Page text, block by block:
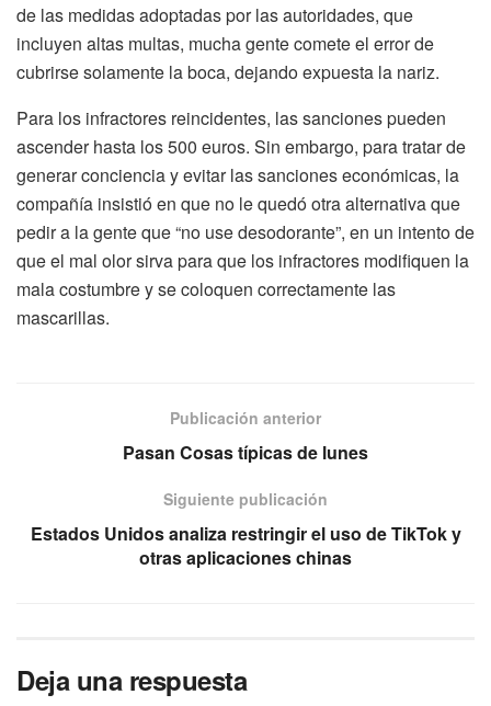
de las medidas adoptadas por las autoridades, que
incluyen altas multas, mucha gente comete el error de
cubrirse solamente la boca, dejando expuesta la nariz.
Para los infractores reincidentes, las sanciones pueden
ascender hasta los 500 euros. Sin embargo, para tratar de
generar conciencia y evitar las sanciones económicas, la
compañía insistió en que no le quedó otra alternativa que
pedir a la gente que “no use desodorante”, en un intento de
que el mal olor sirva para que los infractores modifiquen la
mala costumbre y se coloquen correctamente las
mascarillas.
Publicación anterior
Pasan Cosas típicas de lunes
Siguiente publicación
Estados Unidos analiza restringir el uso de TikTok y
otras aplicaciones chinas
Deja una respuesta